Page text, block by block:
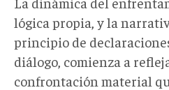
lógica propia, y la
principio de
diálogo, comienza a
confrontación material